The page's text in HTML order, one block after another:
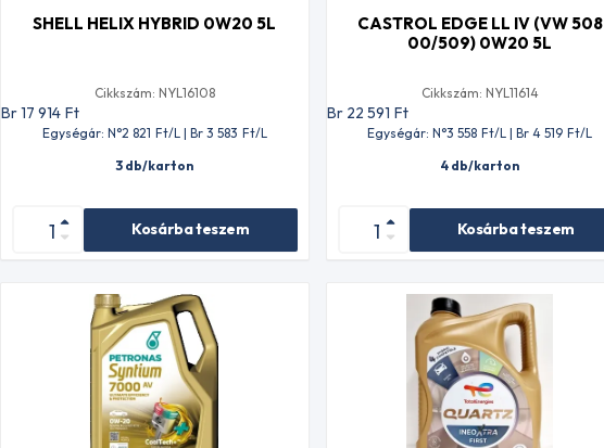
SHELL HELIX HYBRID 0W20 5L
Cikkszám: NYL16108
Br 17 914 Ft
Egységár: N°2 821 Ft/L | Br 3 583 Ft/L
3 db/karton
Kosárba teszem
CASTROL EDGE LL IV (VW 508
00/509) 0W20 5L
Cikkszám: NYL11614
Br 22 591 Ft
Egységár: N°3 558 Ft/L | Br 4 519 Ft/L
4 db/karton
Kosárba teszem